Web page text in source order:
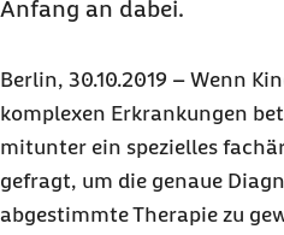
Anfang an dabei.
Berlin, 30.10.2019 – Wenn
komplexen Erkrankungen
mitunter ein spezielles
gefragt, um die genaue
abgestimmte Therapie zu